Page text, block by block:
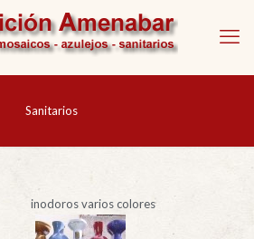
Sanitarios
inodoros varios colores